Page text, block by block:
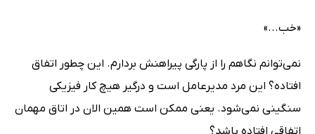
«خب...»
نمی‌توانم نگاهم را از پارگی پیراهنش بردارم. این چطور اتفاق
افتاده؟ این مرد مدیرعامل است و درگیر هیچ کار فیزیکی
سنگینی نمی‌شود. یعنی ممکن است همین الان در اتاق مهمان